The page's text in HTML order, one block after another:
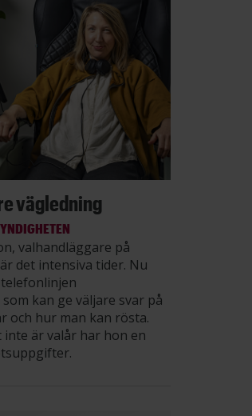
vägledning
valhandläggare på
det intensiva tider. Nu
kan ge väljare svar på
och hur man kan rösta.
inte är valår har hon en